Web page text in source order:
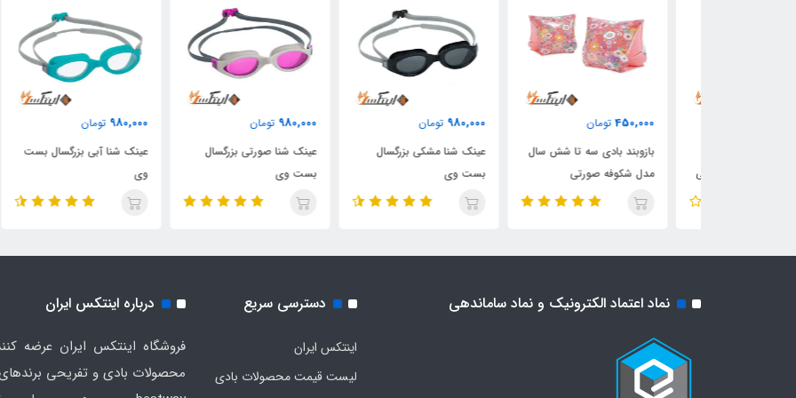
450,000 تومان
بازوبند بادی سه تا شش سال
مدل شکوفه صورتی
980,000 تومان
عینک شنا مشکی بزرگسال
بست وی
980,000 تومان
عینک شنا صورتی بزرگسال
بست وی
980,000 تومان
عینک شنا آبی بزرگسال بست
نماد اعتماد الکترونیک و نماد ساماندهی دسترسی سریع
اینتکس ایران
لیست قیمت محصولات بادی
درباره اینتکس ایران
فروشگاه اینتکس ایران عرضه